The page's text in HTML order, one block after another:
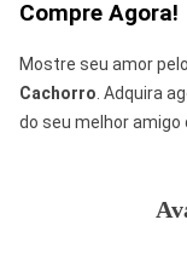
Compre Agora!
Mostre seu amor
Cachorro . Adquira
do seu melhor